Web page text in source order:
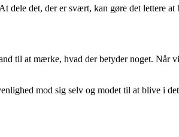
dele det, der er svært, kan gøre det lettere at
til at mærke, hvad der betyder noget.
mod sig selv og modet til at blive i